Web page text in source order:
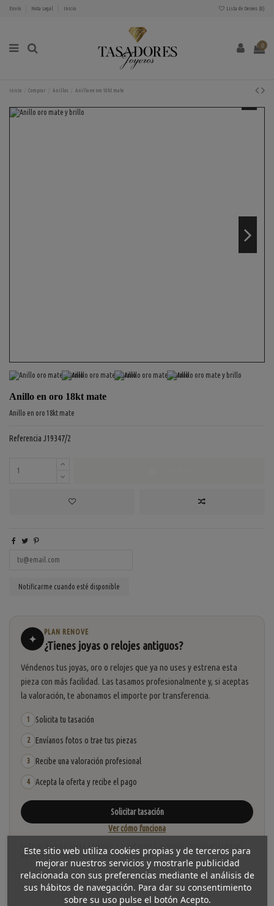
Envío Nota Legal Inicio Lista de Deseos (0)
0
Inicio Comprar Anillos Anillo en oro 18kt mate
Anillo en oro 18kt mate
Anillo en oro 18kt mate
Referencia J19347/2
✦
PLAN RENOVE
¿Tienes joyas o relojes antiguos?
Véndenos tus joyas, oro o relojes que ya no uses y estrena esta
pieza con más facilidad. Las tasamos profesionalmente y, si aceptas
la valoración, te abonamos el importe por transferencia.
1 Solicita tu tasación
2 Envíanos fotos o trae tus piezas
3 Recibe una valoración profesional
4 Acepta la oferta y recibe el pago
Solicitar tasación
Ver cómo funciona
La tasación está sujeta a revisión y aceptación tras recibir y verificar las piezas.
No se descuenta automáticamente del carrito.
Este sitio web utiliza cookies propias y de terceros para
mejorar nuestros servicios y mostrarle publicidad
relacionada con sus preferencias mediante el análisis de
sus hábitos de navegación. Para dar su consentimiento
sobre su uso pulse el botón Acepto.